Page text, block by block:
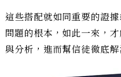
這些搭配就如同重要的證
問題的根本，如此一來，
與分析，進而幫信徒徹底解